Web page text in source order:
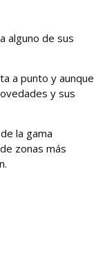
alguno de sus
a punto y aunque
y sus
la gama
zonas más